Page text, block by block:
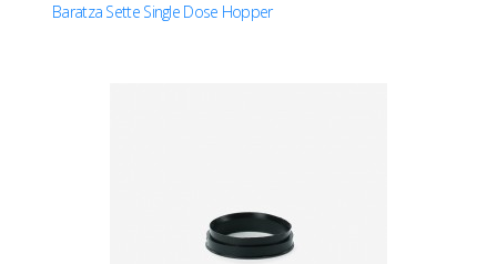
Baratza Sette Single Dose Hopper